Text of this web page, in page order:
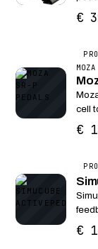
met
€
cell
€
en
met
€